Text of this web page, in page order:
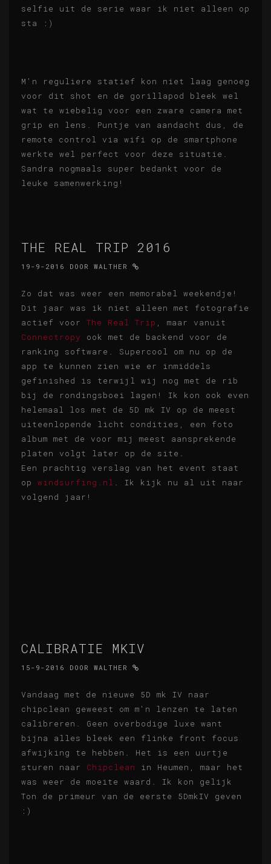
selfie uit de serie waar ik niet alleen op
sta :)
M'n reguliere statief kon niet laag genoeg
voor dit shot en de gorillapod bleek wel
wat te wiebelig voor een zware camera met
grip en lens. Puntje van aandacht dus, de
remote control via wifi op de smartphone
werkte wel perfect voor deze situatie.
Sandra nogmaals super bedankt voor de
leuke samenwerking!
THE REAL TRIP 2016
19-9-2016 DOOR WALTHER
Zo dat was weer een memorabel weekendje!
Dit jaar was ik niet alleen met fotografie
actief voor The Real Trip , maar vanuit
Connectropy
ook met de backend voor de
ranking software. Supercool om nu op de
app te kunnen zien wie er inmiddels
gefinished is terwijl wij nog met de rib
bij de rondingsboei lagen! Ik kon ook even
helemaal los met de 5D mk IV op de meest
uiteenlopende licht condities, een foto
album met de voor mij meest aansprekende
platen volgt later op de site.
Een prachtig verslag van het event staat
op windsurfing.nl . Ik kijk nu al uit naar
volgend jaar!
CALIBRATIE MKIV
15-9-2016 DOOR WALTHER
Vandaag met de nieuwe 5D mk IV naar
chipclean geweest om m'n lenzen te laten
calibreren. Geen overbodige luxe want
bijna alles bleek een flinke front focus
afwijking te hebben. Het is een uurtje
sturen naar Chipclean
in Heumen, maar het
was weer de moeite waard. Ik kon gelijk
Ton de primeur van de eerste 5DmkIV geven
:)